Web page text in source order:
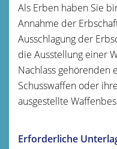
Als Erben haben Sie
Annahme der
Ausschlagung der
die Ausstellung einer
Nachlass gehörenden
Schusswaffen oder
ausgestellte
Erforderliche